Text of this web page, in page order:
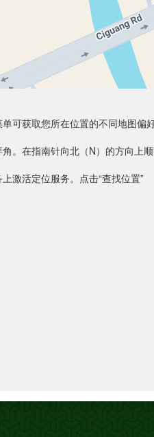
可获取您所在位置的不同地图偏好
。在指南针向北（N）的方向上
激活定位服务。点击“查找位置”